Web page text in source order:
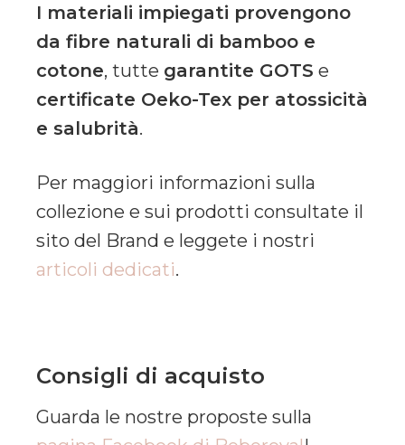
I materiali impiegati provengono
da fibre naturali di bamboo e
cotone, tutte garantite GOTS e
certificate Oeko-Tex per atossicità
e salubrità.
Per maggiori informazioni sulla
collezione e sui prodotti consultate il
sito del Brand e leggete i nostri
articoli dedicati.
Consigli di acquisto
Guarda le nostre proposte sulla